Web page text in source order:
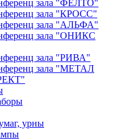
зала "ФЕЛТО"
зала "КРОСС"
зала "АЛЬФА"
зала "ОНИКС
зала "РИВА"
зала "МЕТАЛ
урны